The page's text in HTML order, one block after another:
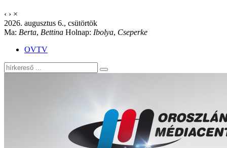
‹ › ×
2026. augusztus 6., csütörtök
Ma: Berta, Bettina Holnap: Ibolya, Cseperke
OVTV